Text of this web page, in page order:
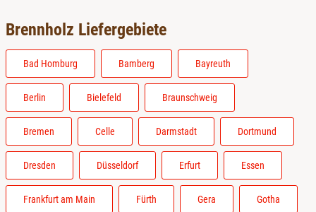
Brennholz Liefergebiete
Bad Homburg Bamberg Bayreuth
Berlin Bielefeld Braunschweig
Bremen Celle Darmstadt Dortmund
Dresden Düsseldorf Erfurt Essen
Frankfurt am Main Fürth Gera Gotha